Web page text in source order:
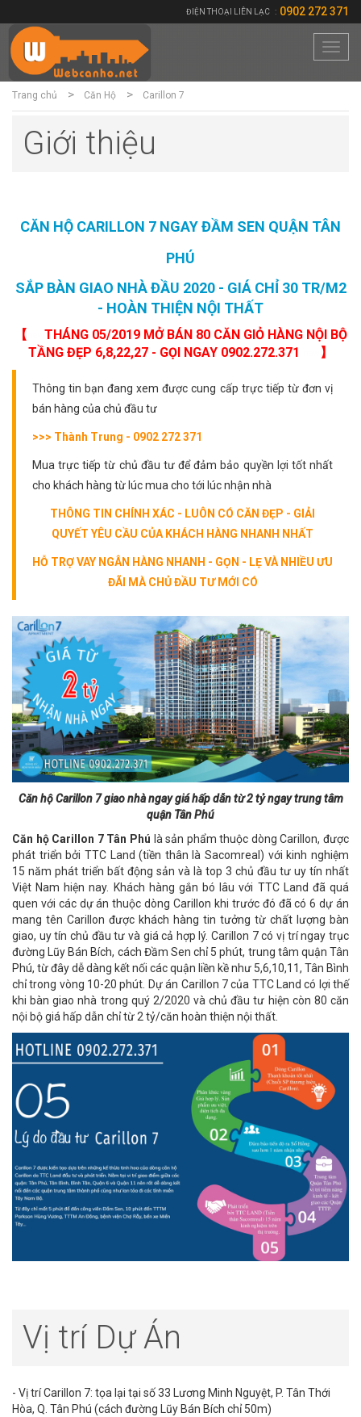
ĐIỆN THOẠI LIÊN LẠC : 0902 272 371
Trang chủ Căn Hộ Carillon 7
Giới thiệu
CĂN HỘ CARILLON 7 NGAY ĐẦM SEN QUẬN TÂN
PHÚ
SẮP BÀN GIAO NHÀ ĐẦU 2020 - GIÁ CHỈ 30 TR/M2
- HOÀN THIỆN NỘI THẤT
【
​THÁNG 05/2019 MỞ BÁN 80 CĂN GIỎ HÀNG NỘI BỘ
TẦNG ĐẸP 6,8,22,27 - GỌI NGAY 0902.272.371
】
Thông tin bạn đang xem được cung cấp trực tiếp từ đơn vị
bán hàng của chủ đầu tư
>>> Thành Trung - 0902 272 371
Mua trực tiếp từ chủ đầu tư để đảm bảo quyền lợi tốt nhất
cho khách hàng từ lúc mua cho tới lúc nhận nhà
THÔNG TIN CHÍNH XÁC - LUÔN CÓ CĂN ĐẸP - GIẢI
QUYẾT YÊU CẦU CỦA KHÁCH HÀNG NHANH NHẤT
HỖ TRỢ VAY NGÂN HÀNG NHANH - GỌN - LẸ VÀ NHIỀU ƯU
ĐÃI MÀ CHỦ ĐẦU TƯ MỚI CÓ
Căn hộ Carillon 7 giao nhà ngay giá hấp dẫn từ 2 tỷ ngay trung tâm
quận Tân Phú
Căn hộ Carillon 7 Tân Phú là sản phẩm thuộc dòng Carillon, được
phát triển bởi TTC Land (tiền thân là Sacomreal) với kinh nghiệm
15 năm phát triển bất động sản và là top 3 chủ đầu tư uy tín nhất
Việt Nam hiện nay. Khách hàng gắn bó lâu với TTC Land đã quá
quen với các dự án thuộc dòng Carillon khi trước đó đã có 6 dự án
mang tên Carillon được khách hàng tin tưởng từ chất lượng bàn
giao, uy tín chủ đầu tư và giá cả hợp lý. Carillon 7 có vị trí ngay trục
đường Lũy Bán Bích, cách Đầm Sen chỉ 5 phút, trung tâm quận Tân
Phú, từ đây dễ dàng kết nối các quận liền kề như 5,6,10,11, Tân Bình
chỉ trong vòng 10-20 phút. Dự án Carillon 7 của TTC Land có lợi thế
khi bàn giao nhà trong quý 2/2020 và chủ đầu tư hiện còn 80 căn
nội bộ giá hấp dẫn chỉ từ 2 tỷ/căn hoàn thiện nội thất.
Vị trí Dự Án
- Vị trí Carillon 7: tọa lại tại số 33 Lương Minh Nguyệt, P. Tân Thới
Hòa, Q. Tân Phú (cách đường Lũy Bán Bích chỉ 50m)